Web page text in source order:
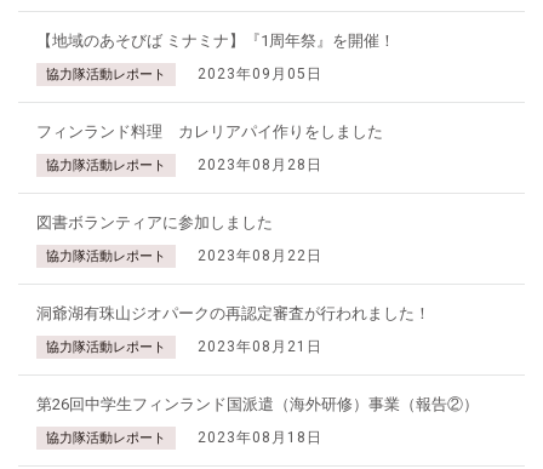
【地域のあそびば ミナミナ】『1周年祭』を開催！
協力隊活動レポート 2023年09月05日
フィンランド料理 カレリアパイ作りをしました
協力隊活動レポート 2023年08月28日
図書ボランティアに参加しました
協力隊活動レポート 2023年08月22日
洞爺湖有珠山ジオパークの再認定審査が行われました！
協力隊活動レポート 2023年08月21日
第26回中学生フィンランド国派遣（海外研修）事業（報告②）
協力隊活動レポート 2023年08月18日